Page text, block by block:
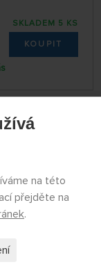
SKLADEM 5 KS
KOUPIT
na této
přejděte na
.